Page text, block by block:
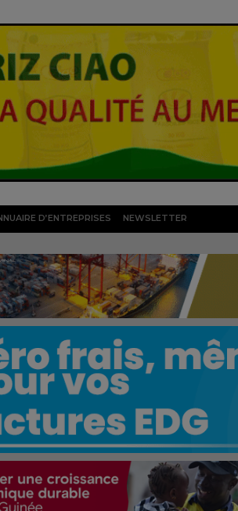
D’ENTREPRISES NEWSLETTER